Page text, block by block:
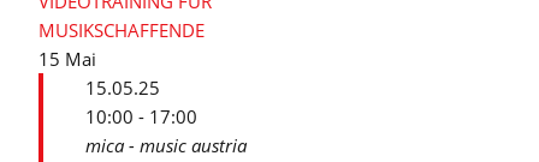
MUSIKSCHAFFENDE
15 Mai
15.05.25
10:00 - 17:00
mica - music austria